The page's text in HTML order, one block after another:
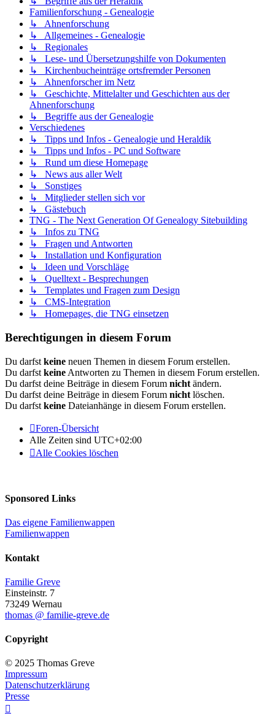
Familienforschung - Genealogie
↳ Ahnenforschung
↳ Allgemeines - Genealogie
↳ Regionales
↳ Lese- und Übersetzungshilfe von Dokumenten
↳ Kirchenbucheinträge ortsfremder Personen
↳ Ahnenforscher im Netz
↳ Geschichte, Mittelalter und Geschichten aus der
Ahnenforschung
↳ Begriffe aus der Genealogie
Verschiedenes
↳ Tipps und Infos - Genealogie und Heraldik
↳ Tipps und Infos - PC und Software
↳ Rund um diese Homepage
↳ News aus aller Welt
↳ Sonstiges
↳ Mitglieder stellen sich vor
↳ Gästebuch
TNG - The Next Generation Of Genealogy Sitebuilding
↳ Infos zu TNG
↳ Fragen und Antworten
↳ Installation und Konfiguration
↳ Ideen und Vorschläge
↳ Quelltext - Besprechungen
↳ Templates und Fragen zum Design
↳ CMS-Integration
↳ Homepages, die TNG einsetzen
Berechtigungen in diesem Forum
Du darfst keine neuen Themen in diesem Forum erstellen.
Du darfst keine Antworten zu Themen in diesem Forum erstellen.
Du darfst deine Beiträge in diesem Forum nicht ändern.
Du darfst deine Beiträge in diesem Forum nicht löschen.
Du darfst keine Dateianhänge in diesem Forum erstellen.
Foren-Übersicht
Alle Zeiten sind UTC+02:00
Alle Cookies löschen
Sponsored Links
Das eigene Familienwappen
Familienwappen
Kontakt
Familie Greve
Einsteinstr. 7
73249 Wernau
thomas @ familie-greve.de
Copyright
© 2025 Thomas Greve
Impressum
Datenschutzerklärung
Presse